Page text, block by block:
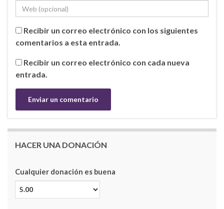
Recibir un correo electrónico con los siguientes
comentarios a esta entrada.
Recibir un correo electrónico con cada nueva
entrada.
HACER UNA DONACIÓN
Cualquier donación es buena